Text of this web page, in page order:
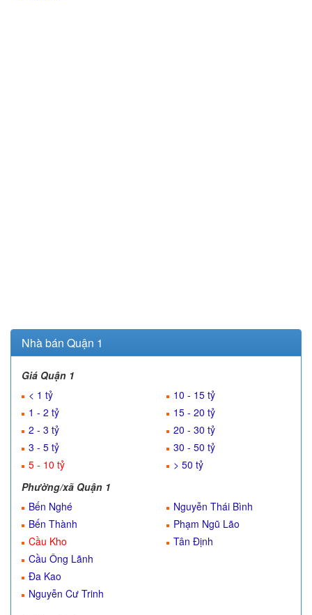
Nhà bán Quận 1
Giá Quận 1
< 1 tỷ
1 - 2 tỷ
2 - 3 tỷ
3 - 5 tỷ
5 - 10 tỷ
10 - 15 tỷ
15 - 20 tỷ
20 - 30 tỷ
30 - 50 tỷ
> 50 tỷ
Phường/xã Quận 1
Bến Nghé
Bến Thành
Cầu Kho
Cầu Ông Lãnh
Đa Kao
Nguyễn Cư Trinh
Nguyễn Thái Bình
Phạm Ngũ Lão
Tân Định